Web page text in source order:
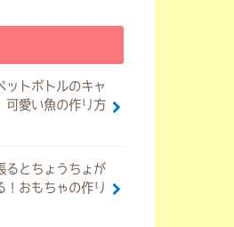
ットボトルのキャ
可愛い魚の作り方
るとちょうちょが
！おもちゃの作り